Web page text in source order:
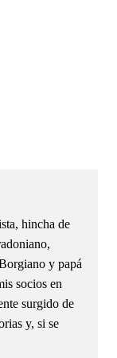
hincha de
y papá
socios en
surgido de
y, si se